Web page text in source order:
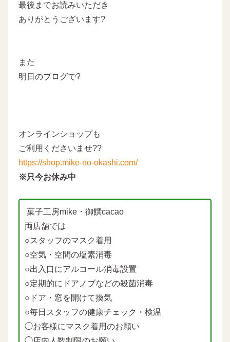
最後までお読みいただき
ありがとうございます?
また
明日のブログで?
オンラインショップも
ご利用くださいませ??
https://shop.mike-no-okashi.com/
※只今お休み中
菓子工房mike・御饌cacao
両店舗では
○スタッフのマスク着用
○空気・空間の塩素消毒
○出入口にアルコール消毒設置
○定期的にドアノブなどの殺菌消毒
○ドア・窓を開けて換気
○毎日スタッフの健康チェック・検温
◯お客様にマスク着用のお願い